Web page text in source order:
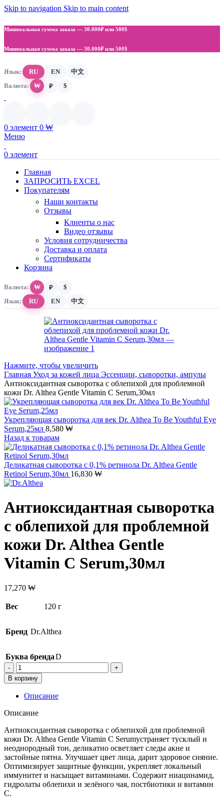
Skip to navigation Skip to main content
Минимальная сумма заказа — 30.000₽ или 500$
Минимальная сумма заказа — 30.000₽ или 500$
Язык: RU EN
中文
Валюта:
₩ ₽ $
0 элемент 0 ₩
Меню
0 элемент
Главная
ЗАПРОСИТЬ EXCEL
Покупателям
Наши контакты
Отзывы
Клиенты о нас
Видео отзывы
Условия сотрудничества
Доставка и оплата
Сертификаты
Корзина
Валюта: ₩ ₽
$
Язык:
RU EN 中文
Нажмите, чтобы увеличить
Главная Уход за кожей лица Эссенции, сыворотки, ампулы
Антиоксидантная сыворотка с облепихой для проблемной
кожи Dr. Althea Gentle Vitamin C Serum,30мл
Укрепляющая сыворотка для век Dr. Althea To Be Youthful Eye
Serum,25мл 8,580 ₩
Назад к товарам
Деликатная сыворотка с 0,1% ретинола Dr. Althea Gentle
Retinol Serum,30мл 16,830 ₩
Антиоксидантная сыворотка
с облепихой для проблемной
кожи Dr. Althea Gentle
Vitamin C Serum,30мл
17,270 ₩
Вес 120 г
Бренд Dr.Althea
Буква брендаD
Количество
товара
Антиоксидантная
сыворотка
облепихой
проблемной
кожи
Dr.
Althea
Gentle
Vitamin
C
В корзину
Описание
Описание
Антиоксидантная сыворотка с облепихой для проблемной
кожи Dr. Althea Gentle Vitamin C Serumустраняет тусклый и
неоднородный тон, деликатно осветляет следы акне и
застойные пятна. Улучшает цвет лица, дарит здоровое сияние.
Оптимизирует защитные функции, укрепляет локальный
иммунитет и насыщает витаминами. Содержит ниацинамид,
гидролаты облепихи и зелёного чая, постбиотики и витамин
С.